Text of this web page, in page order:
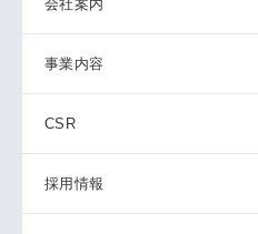
会社案内
事業内容
CSR
採用情報